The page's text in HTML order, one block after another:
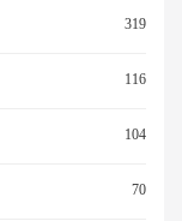
319
116
104
70